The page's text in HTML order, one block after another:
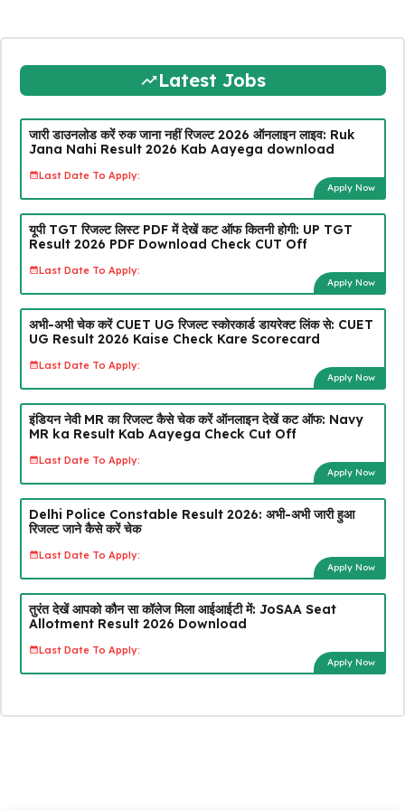
Latest Jobs
जारी डाउनलोड करें रुक जाना नहीं रिजल्ट 2026 ऑनलाइन लाइव: Ruk
Jana Nahi Result 2026 Kab Aayega download
Last Date To Apply:
Apply Now
यूपी TGT रिजल्ट लिस्ट PDF में देखें कट ऑफ कितनी होगी: UP TGT
Result 2026 PDF Download Check CUT Off
Last Date To Apply:
Apply Now
अभी-अभी चेक करें CUET UG रिजल्ट स्कोरकार्ड डायरेक्ट लिंक से: CUET
UG Result 2026 Kaise Check Kare Scorecard
Last Date To Apply:
Apply Now
इंडियन नेवी MR का रिजल्ट कैसे चेक करें ऑनलाइन देखें कट ऑफ: Navy
MR ka Result Kab Aayega Check Cut Off
Last Date To Apply:
Apply Now
Delhi Police Constable Result 2026: अभी-अभी जारी हुआ
रिजल्ट जाने कैसे करें चेक
Last Date To Apply:
Apply Now
तुरंत देखें आपको कौन सा कॉलेज मिला आईआईटी में: JoSAA Seat
Allotment Result 2026 Download
Last Date To Apply:
Apply Now